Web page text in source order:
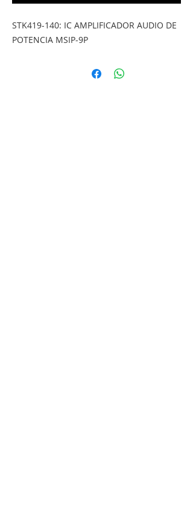
STK419-140: IC AMPLIFICADOR AUDIO DE
POTENCIA MSIP-9P